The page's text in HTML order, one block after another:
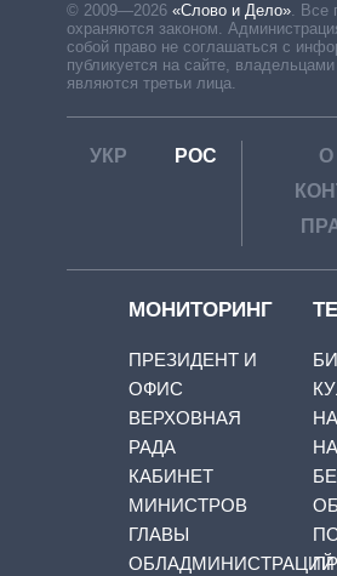
© 2009—2026 «Слово и Дело». Все
охраняются законом.
собой право не соглашаться с
публикуется на сайте, владельцами
являются третьи лица.
УКР РОС
О
МОНИТОРИНГ
ПРЕЗИДЕНТ И
ОФИС
ВЕРХОВНАЯ
РАДА
КАБИНЕТ
МИНИСТРОВ
ГЛАВЫ
ОБЛАДМИНИСТРАЦИЙ